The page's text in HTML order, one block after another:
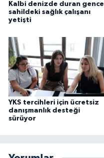
Kalbi denizde duran gence
sahildeki sağlık çalışanı
yetişti
YKS tercihleri için ücretsiz
danışmanlık desteği
sürüyor